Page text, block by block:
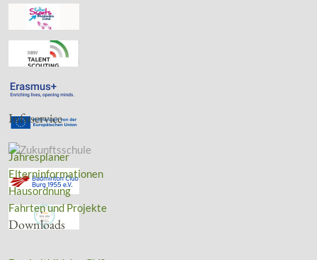
Infoservice
Jahresplaner
Elterninformationen
Hausordnung
Fahrten und Projekte
Downloads